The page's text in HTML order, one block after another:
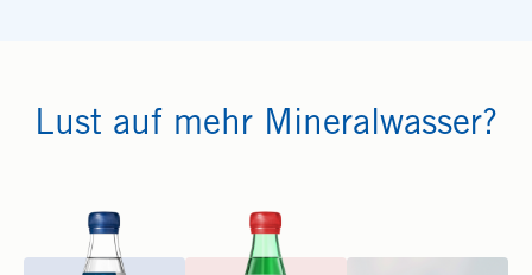
Lust auf mehr Mineralwasser?